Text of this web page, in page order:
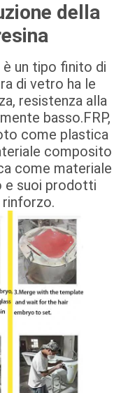
della
un tipo finito di
di vetro ha le
resistenza alla
basso.FRP,
come plastica
composito
come materiale
e suoi prodotti